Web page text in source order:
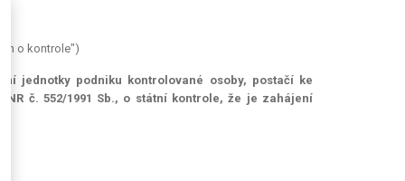
o kontrole")
jednotky podniku kontrolované osoby, postačí ke
č. 552/1991 Sb., o státní kontrole, že je zahájení